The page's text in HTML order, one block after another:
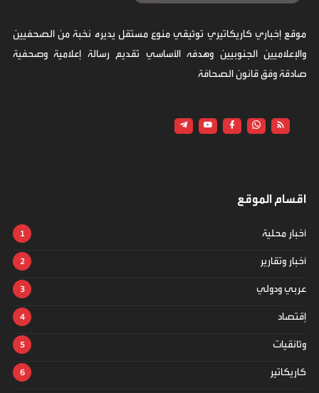
موقع إخباري كاريكاتيري توثيقي منوع مستقل يديره نخبة من الصحفيين
والإعلاميين الجنوبيين وهدفه الأساسي تقديم رسالة إعلامية وصحفية
صادقة وفق قانون الصحافة
اقسام الموقع
أخبار محلية
أخبار وتقارير
عربي ودولي
إقتصاد
وثائقيات
كاريكاتير